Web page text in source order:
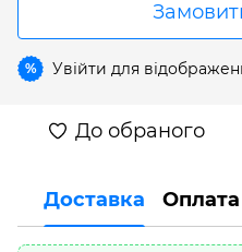
% Увійти для
До обраного
Доставка Оплата